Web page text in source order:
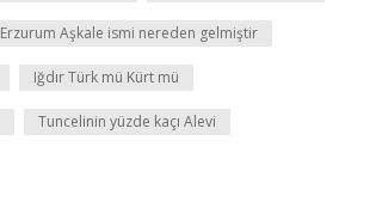
Erzurum Aşkale ismi nereden gelmiştir
Iğdır Türk mü Kürt mü
Tuncelinin yüzde kaçı Alevi